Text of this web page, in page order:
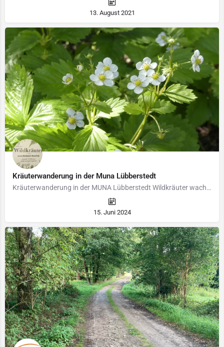
13. August 2021
Kräuterwanderung in der Muna Lübberstedt
Kräuterwanderung in der MUNA Lübberstedt Wildkräuter wachsen überall, aber besondere Wildkräuter meist an…
15. Juni 2024